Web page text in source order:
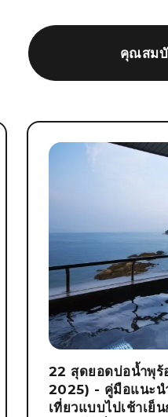
คุณสม
22 สุดยอดบ่อน้ำพุร้
2025) - คู่มือแนะน
เที่ยวแบบไปเช้าเย็